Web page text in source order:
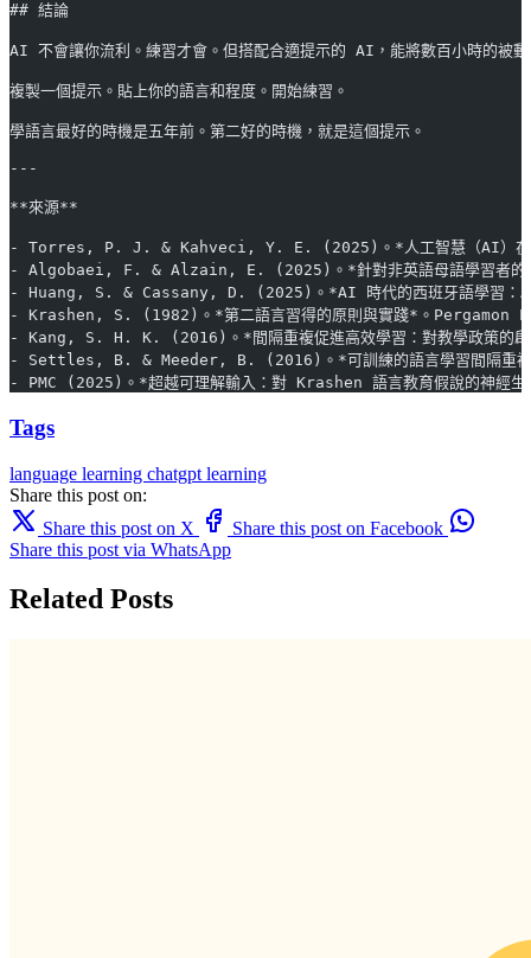
## 結論
AI 不會讓你流利。練習才會。但搭配合適提示的 AI，能將數百小時的被
複製一個提示。貼上你的語言和程度。開始練習。
學語言最好的時機是五年前。第二好的時機，就是這個提示。
---
**來源**
- Torres, P. J. & Kahveci, Y. E. (2025)。*人工智慧（AI）
- Algobaei, F. & Alzain, E. (2025)。*針對非英語母語學習者
- Huang, S. & Cassany, D. (2025)。*AI 時代的西班牙語學
- Krashen, S. (1982)。*第二語言習得的原則與實踐*。Pergamon
- Kang, S. H. K. (2016)。*間隔重複促進高效學習：對教學
- Settles, B. & Meeder, B. (2016)。*可訓練的語言學習間隔
- PMC (2025)。*超越可理解輸入：對 Krashen 語言教育假說的
Tags
language learning chatgpt learning
Share this post on:
Share this post on X
Share this post on Facebook
Share this post via WhatsApp
Related Posts